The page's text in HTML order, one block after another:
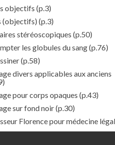
objectifs (p.3)
(objectifs) (p.3)
stéréoscopiques (p.50)
les globules du sang(p.76)
(p.58)
divers applicables aux anciens
pour corps opaques (p.43)
sur fond noir(p.30)
Florence pour médecine